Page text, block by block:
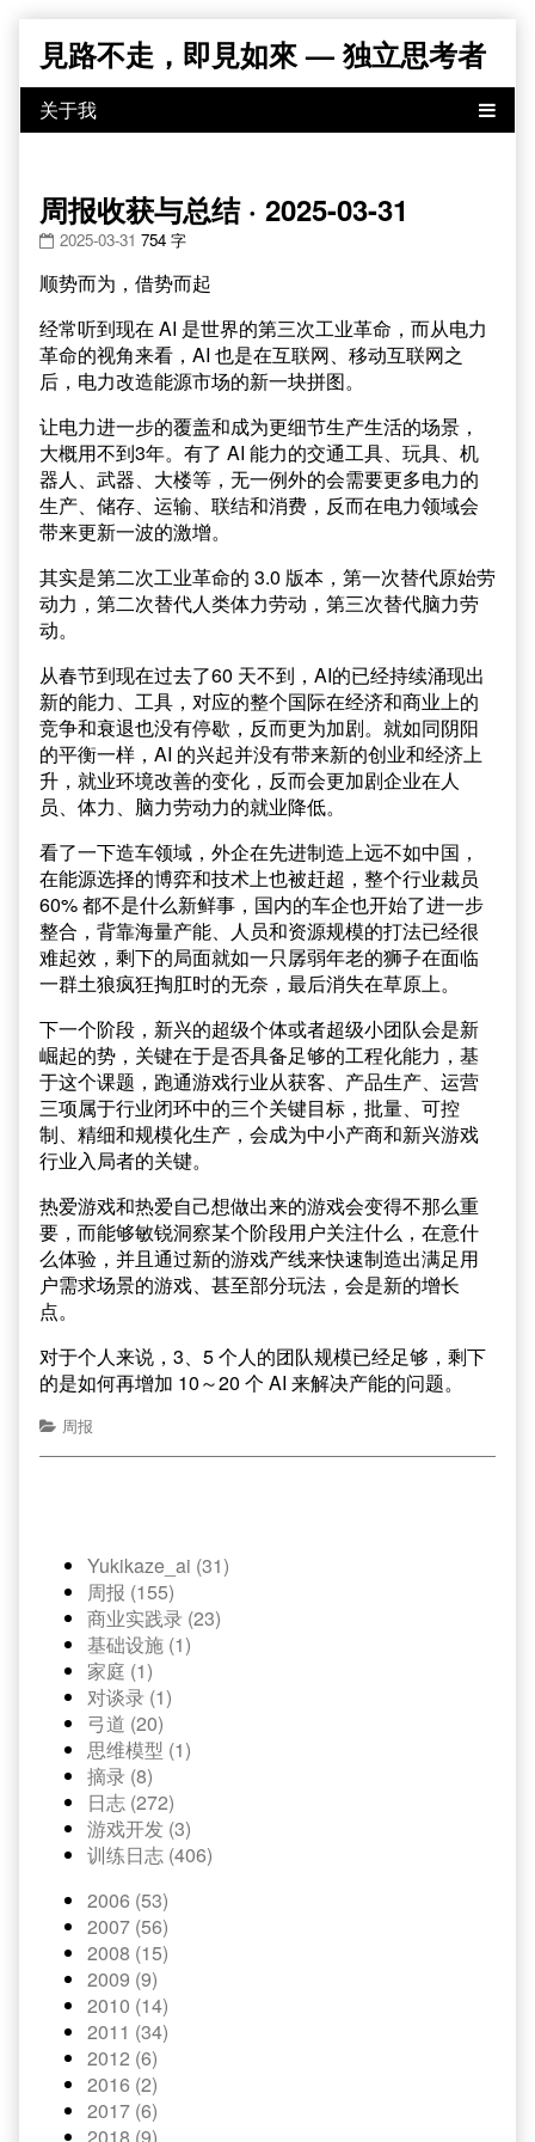
content
見路不走，即見如來 — 独立思考者
周报收获与总结 · 2025-03-31
2025-03-31 754 字
顺势而为，借势而起
经常听到现在 AI 是世界的第三次工业革命，而从电力
革命的视角来看，AI 也是在互联网、移动互联网之
后，电力改造能源市场的新一块拼图。
让电力进一步的覆盖和成为更细节生产生活的场景，
大概用不到3年。有了 AI 能力的交通工具、玩具、机
器人、武器、大楼等，无一例外的会需要更多电力的
生产、储存、运输、联结和消费，反而在电力领域会
带来更新一波的激增。
其实是第二次工业革命的 3.0 版本，第一次替代原始劳
动力，第二次替代人类体力劳动，第三次替代脑力劳
动。
从春节到现在过去了60 天不到，AI的已经持续涌现出
新的能力、工具，对应的整个国际在经济和商业上的
竞争和衰退也没有停歇，反而更为加剧。就如同阴阳
的平衡一样，AI 的兴起并没有带来新的创业和经济上
升，就业环境改善的变化，反而会更加剧企业在人
员、体力、脑力劳动力的就业降低。
看了一下造车领域，外企在先进制造上远不如中国，
在能源选择的博弈和技术上也被赶超，整个行业裁员
60% 都不是什么新鲜事，国内的车企也开始了进一步
整合，背靠海量产能、人员和资源规模的打法已经很
难起效，剩下的局面就如一只孱弱年老的狮子在面临
一群土狼疯狂掏肛时的无奈，最后消失在草原上。
下一个阶段，新兴的超级个体或者超级小团队会是新
崛起的势，关键在于是否具备足够的工程化能力，基
于这个课题，跑通游戏行业从获客、产品生产、运营
三项属于行业闭环中的三个关键目标，批量、可控
制、精细和规模化生产，会成为中小产商和新兴游戏
行业入局者的关键。
热爱游戏和热爱自己想做出来的游戏会变得不那么重
要，而能够敏锐洞察某个阶段用户关注什么，在意什
么体验，并且通过新的游戏产线来快速制造出满足用
户需求场景的游戏、甚至部分玩法，会是新的增长
点。
对于个人来说，3、5 个人的团队规模已经足够，剩下
的是如何再增加 10～20 个 AI 来解决产能的问题。
周报
Yukikaze_ai (31)
周报 (155)
商业实践录 (23)
基础设施 (1)
家庭 (1)
对谈录 (1)
弓道 (20)
思维模型 (1)
摘录 (8)
日志 (272)
游戏开发 (3)
训练日志 (406)
2006 (53)
2007 (56)
2008 (15)
2009 (9)
2010 (14)
2011 (34)
2012 (6)
2016 (2)
2017 (6)